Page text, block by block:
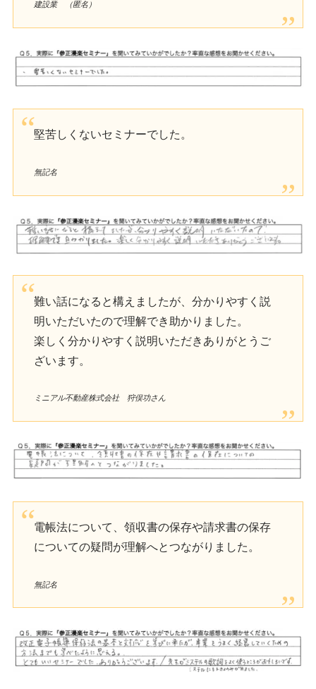
建設業 （匿名）
堅苦しくないセミナーでした。
無記名
難い話になると構えましたが、分かりやすく説
明いただいたので理解でき助かりました。
楽しく分かりやすく説明いただきありがとうご
ざいます。
ミニアル不動産株式会社 狩俣功さん
電帳法について、領収書の保存や請求書の保存
についての疑問が理解へとつながりました。
無記名